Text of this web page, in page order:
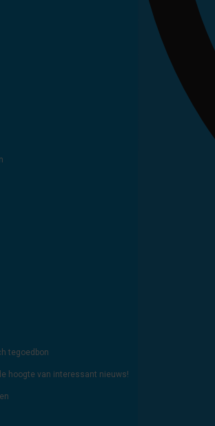
tegoedbon
hoogte van interessant nieuws!